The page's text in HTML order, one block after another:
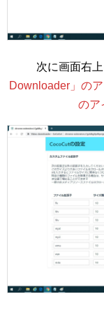
次に画面右
Downloader」の
のア